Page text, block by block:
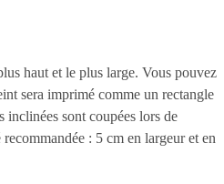
haut et le plus large. Vous pouvez
sera imprimé comme un rectangle
inclinées sont coupées lors de
: 5 cm en largeur et en